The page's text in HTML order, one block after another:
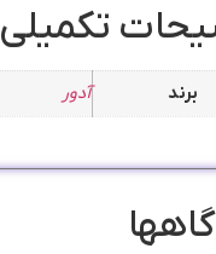
تکمیلی
برند آدور